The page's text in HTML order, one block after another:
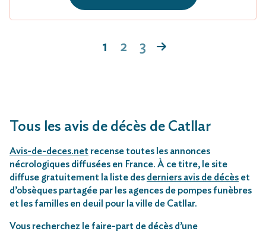
1 2 3
Tous les avis de décès de Catllar
Avis-de-deces.net recense toutes les annonces
nécrologiques diffusées en France. À ce titre, le site
diffuse gratuitement la liste des derniers avis de décès et
d’obsèques partagée par les agences de pompes funèbres
et les familles en deuil pour la ville de Catllar.
Vous recherchez le faire-part de décès d’une